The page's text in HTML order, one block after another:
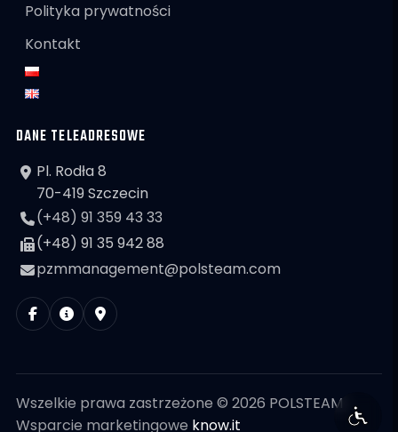
Polityka prywatności
Kontakt
DANE TELEADRESOWE
Pl. Rodła 8
70-419 Szczecin
(+48) 91 359 43 33
(+48) 91 35 942 88
pzmmanagement@polsteam.com
Wszelkie prawa zastrzeżone © 2026 POLSTEAM
Wsparcie marketingowe know.it